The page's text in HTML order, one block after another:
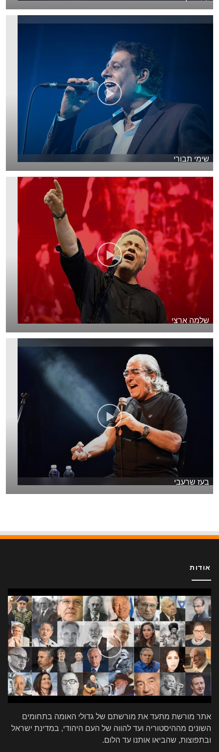
שימי תבורי
שלמה ארצי
בעז שרעבי
אודות
אתר מורשת מתעד את מורשתם של גדולי האומה בתחומים
השונים מההיסטוריה ועד להווה של העם היהודי, במדינת ישראל
ובתפוצות, שהביאו אותנו עד הלום.